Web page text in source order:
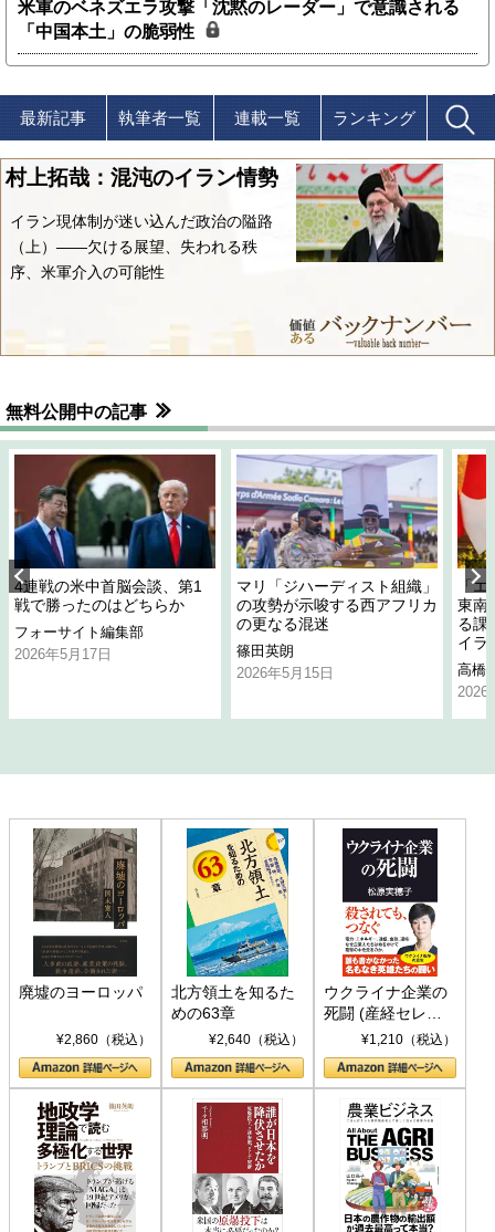
米軍のベネズエラ攻撃「沈黙のレーダー」で意識される
「中国本土」の脆弱性
最新記事 執筆者一覧 連載一覧 ランキング
村上拓哉：混沌のイラン情勢
イラン現体制が迷い込んだ政治の隘路
（上）――欠ける展望、失われる秩
序、米軍介入の可能性
無料公開中の記事
4連戦の米中首脳会談、第1
戦で勝ったのはどちらか
フォーサイト編集部
2026年5月17日
マリ「ジハーディスト組織」
の攻勢が示唆する西アフリカ
の更なる混迷
篠田英朗
2026年5月15日
「
東南
る課
イラ
高橋
2026
廃墟のヨーロッパ
¥2,860（税込）
北方領土を知るた
めの63章
¥2,640（税込）
ウクライナ企業の
死闘 (産経セレク
ト S 039)¥1,210（税込）